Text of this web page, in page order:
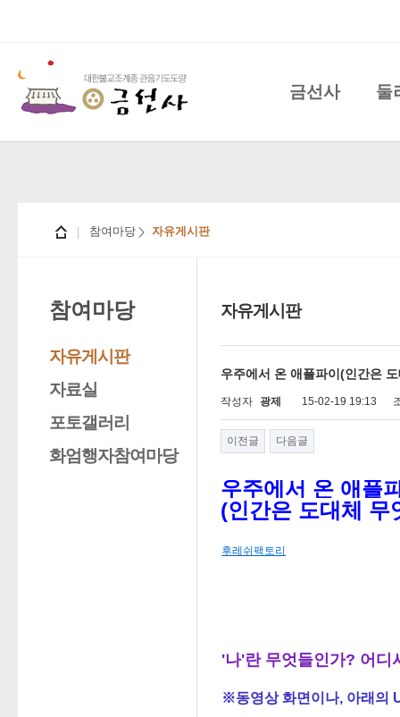
금선사 둘
참여마당 자유게시판
참여마당
자유게시판
자료실
포토갤러리
화엄행자참여마당
자유게시판
우주에서 온 애플파이(인간은
작성자 광제 15-02-19 19:13
이전글 다음글
우주에서 온 애플
(인간은 도대체 무
후레쉬팩토리
'나'란 무엇들인가? 어디
※동영상 화면이나, 아래의